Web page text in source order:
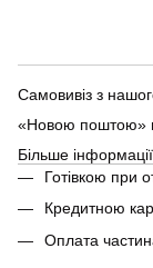
Самовивіз з
«Новою поштою»
Більше
Готівкою при
Кредитною
Оплата